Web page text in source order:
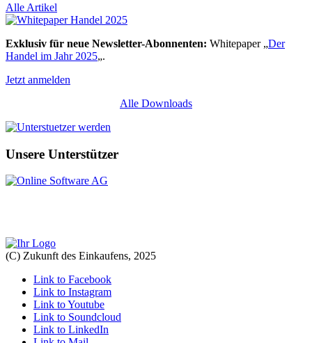
Alle Artikel
Exklusiv für neue Newsletter-Abonnenten: Whitepaper „Der
Handel im Jahr 2025„.
Jetzt anmelden
Alle Downloads
Unsere Unterstützer
(C) Zukunft des Einkaufens, 2025
Link to Facebook
Link to Instagram
Link to Youtube
Link to Soundcloud
Link to LinkedIn